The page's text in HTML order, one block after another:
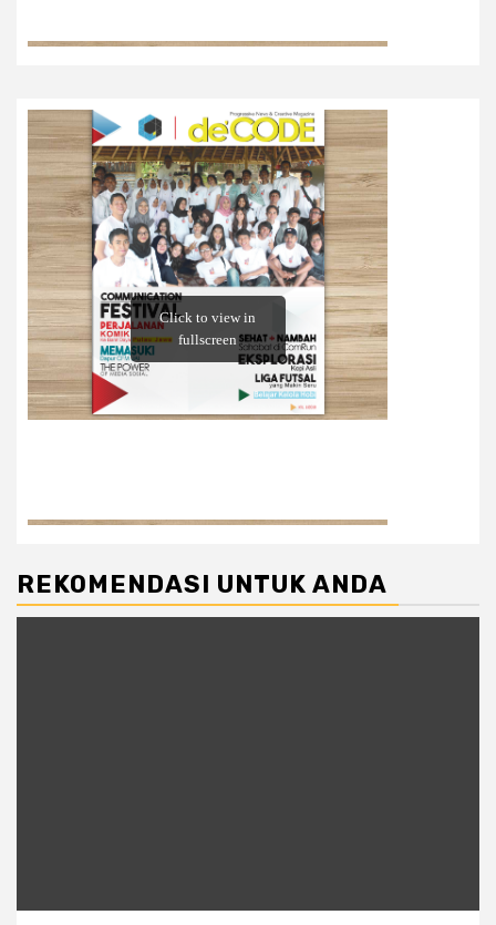
REKOMENDASI UNTUK ANDA